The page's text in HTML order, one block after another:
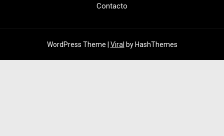
Contacto
WordPress Theme | Viral by HashThemes